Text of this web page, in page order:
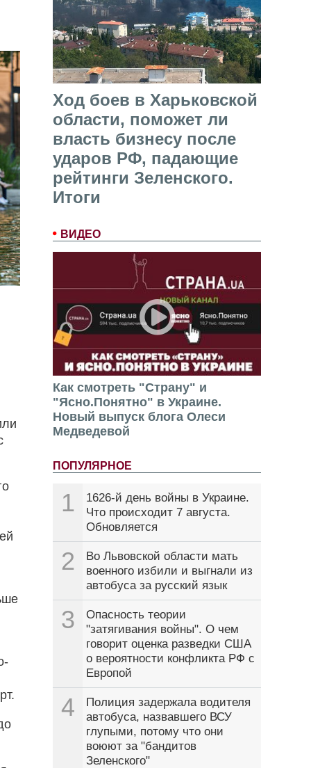
Ход боев в Харьковской
области, поможет ли
власть бизнесу после
ударов РФ, падающие
рейтинги Зеленского.
Итоги
ВИДЕО
Как смотреть "Страну" и
"Ясно.Понятно" в Украине.
Новый выпуск блога Олеси
Медведевой
ПОПУЛЯРНОЕ
1
1626-й день войны в Украине.
Что происходит 7 августа.
Обновляется
2
Во Львовской области мать
военного избили и выгнали из
автобуса за русский язык
3
Опасность теории
"затягивания войны". О чем
говорит оценка разведки США
о вероятности конфликта РФ с
Европой
4
Полиция задержала водителя
автобуса, назвавшего ВСУ
глупыми, потому что они
воюют за "бандитов
Зеленского"